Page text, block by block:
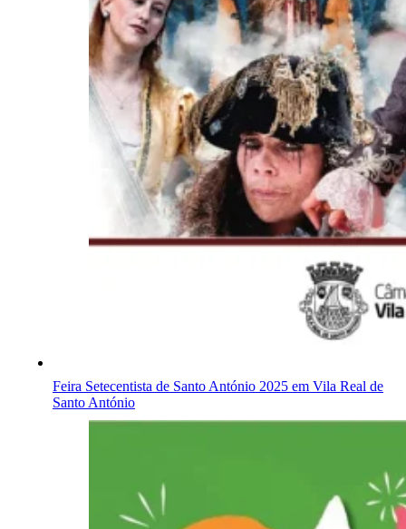
Feira Setecentista de Santo António 2025 em Vila Real de
Santo António